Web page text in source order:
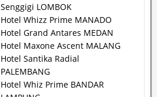
Senggigi LOMBOK
Hotel Whizz Prime MANADO
Hotel Grand Antares MEDAN
Hotel Maxone Ascent MALANG
Hotel Santika Radial
PALEMBANG
Hotel Whiz Prime BANDAR